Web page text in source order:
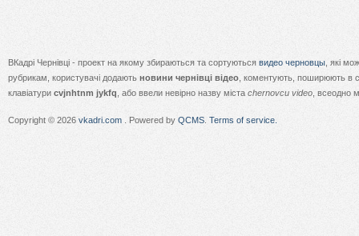
ВКадрі Чернівці - проект на якому збираються та сортуються видео черновцы , які
рубрикам, користувачі додають новини чернівці відео , коментують, поширюють в
клавіатури cvjnhtnm jykfq , або ввели невірно назву міста chernovcu video , всеодно
Copyright © 2026 vkadri.com . Powered by QCMS Terms of service.